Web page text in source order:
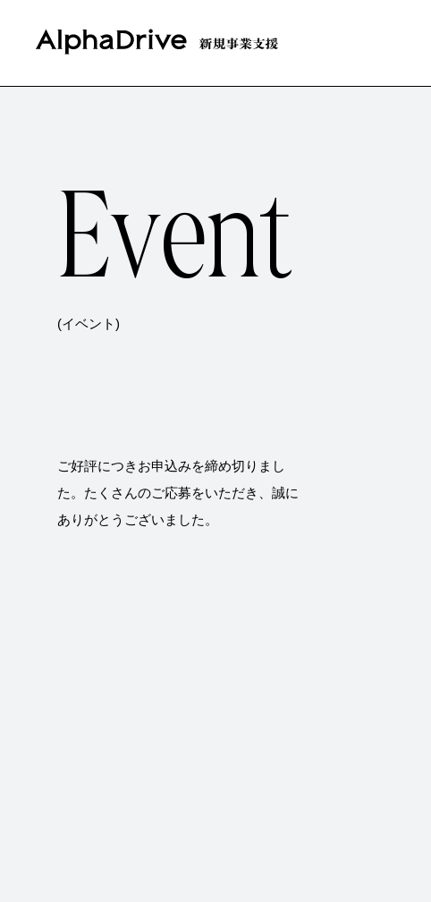
Event
(イベント)
ご好評につきお申込みを締め切りまし
た。たくさんのご応募をいただき、誠に
ありがとうございました。